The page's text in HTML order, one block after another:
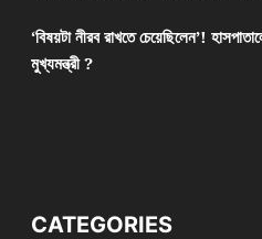
‘বিষয়টা নীরব রাখতে চেয়েছিলেন’!
মুখ্যমন্ত্রী ?
CATEGORIES